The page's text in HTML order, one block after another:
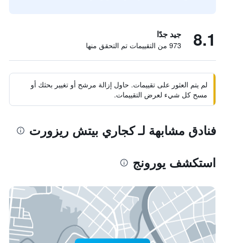
8.1 جيد جدًا
973 من التقييمات تم التحقق منها
لم يتم العثور على تقييمات. حاول إزالة مرشح أو تغيير بحثك أو
مسح كل شيء لعرض التقييمات.
فنادق مشابهة لـ كجاري بيتش ريزورت
استكشف يورونج